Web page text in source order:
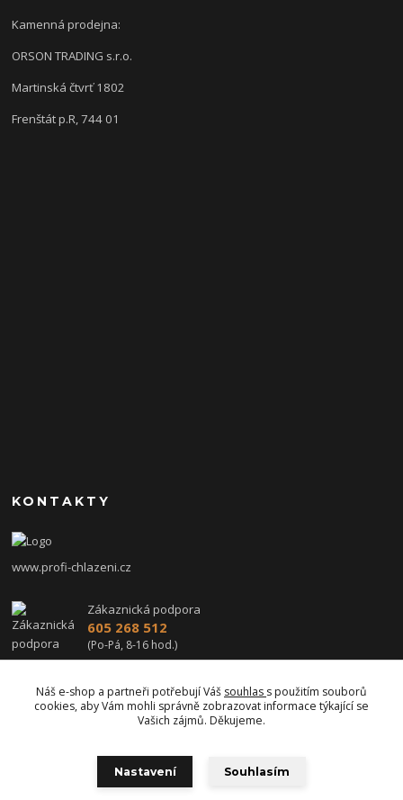
Kamenná prodejna:
ORSON TRADING s.r.o.
Martinská čtvrť 1802
Frenštát p.R, 744 01
KONTAKTY
www.profi-chlazeni.cz
Zákaznická podpora
605 268 512
(Po-Pá, 8-16 hod.)
Náš e-shop a partneři potřebují Váš souhlas s použitím souborů
cookies, aby Vám mohli správně zobrazovat informace týkající se
Vašich zájmů. Děkujeme.
Nastavení Souhlasím